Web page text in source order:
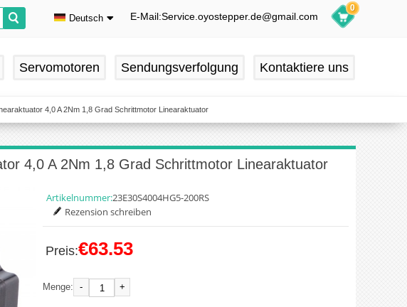
Deutsch
Deutsch
Español
E-Mail:Service.oyostepper.de@gmail.com
0
Servomotoren Sendungsverfolgung Kontaktiere uns
4,0 A 2Nm 1,8 Grad Schrittmotor Linearaktuator
4,0 A 2Nm 1,8 Grad Schrittmotor Linearaktuator
Artikelnummer:23E30S4004HG5-200RS
Rezension schreiben
Preis:€63.53
Menge: - +